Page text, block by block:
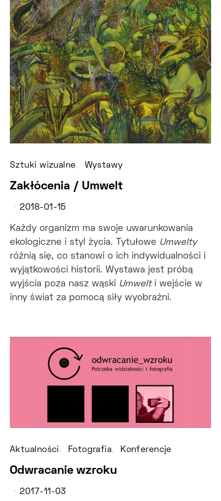
Sztuki wizualne Wystawy
Zakłócenia / Umwelt
2018-01-15
Każdy organizm ma swoje uwarunkowania
ekologiczne i styl życia. Tytułowe Umwelty
różnią się, co stanowi o ich indywidualności i
wyjątkowości historii. Wystawa jest próbą
wyjścia poza nasz wąski Umwelti wejście w
inny świat za pomocą siły wyobraźni.
Aktualności Fotografia Konferencje
Odwracanie wzroku
2017-11-03